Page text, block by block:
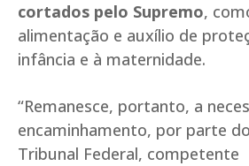
cortados pelo Supremo,
alimentação e auxílio de
infância e à maternidade.
“Remanesce, portanto, a
encaminhamento, por parte
Tribunal Federal, competente